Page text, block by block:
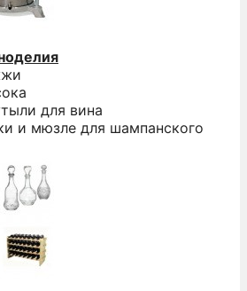
для вина
и мюзле для шампанского